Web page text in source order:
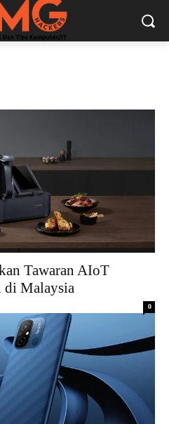
Tawaran AIoT
di Malaysia
0